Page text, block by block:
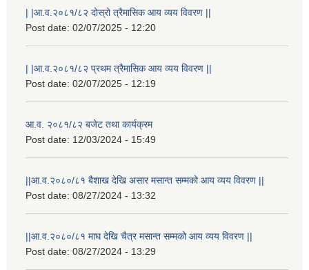
| |आ.व.२०८१/८२ दोस्रो त्रैमासिक आय व्यय विवरण ||
Post date: 02/07/2025 - 12:20
| |आ.व.२०८१/८२ प्रथम त्रैमासिक आय व्यय विवरण ||
Post date: 02/07/2025 - 12:19
आ.व. २०८१/८२ बजेट तथा कार्यक्रम
Post date: 12/03/2024 - 15:49
||आ.व.२०८०/८१ बैशाख देखि असार मसान्त सम्मको आय व्यय विवरण ||
Post date: 08/27/2024 - 13:32
||आ.व.२०८०/८१ माघ देखि चैत्र मसान्त सम्मको आय व्यय विवरण ||
Post date: 08/27/2024 - 13:29